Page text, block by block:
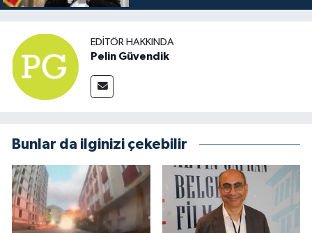
EDITÖR HAKKINDA
Pelin Güvendik
Bunlar da ilginizi çekebilir